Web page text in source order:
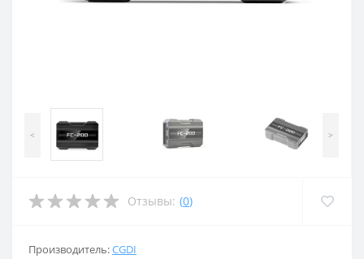
< >
Отзывы: (0)
Производитель:CGDI